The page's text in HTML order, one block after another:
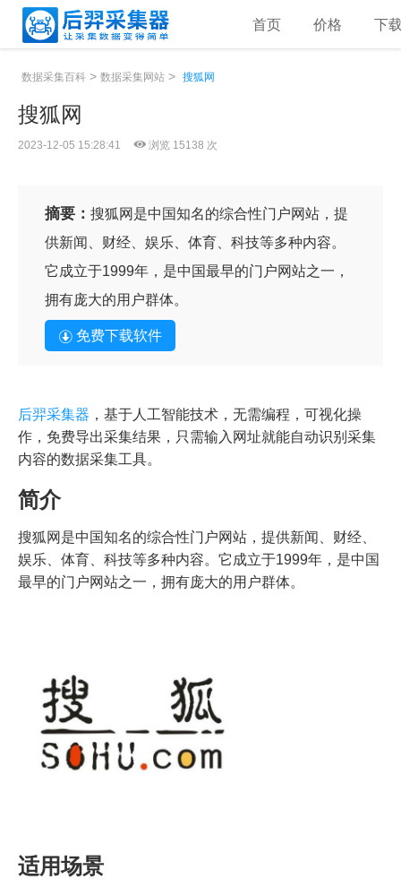
首页 价格 下
数据采集百科 > 数据采集网站 > 搜狐网
搜狐网
2023-12-05 15:28:41 浏览 15138 次
摘要： 搜狐网是中国知名的综合性门户网站，提
供新闻、财经、娱乐、体育、科技等多种内容。
它成立于1999年，是中国最早的门户网站之一，
拥有庞大的用户群体。
免费下载软件
后羿采集器 ，基于人工智能技术，无需编程，可视化操
作，免费导出采集结果，只需输入网址就能自动识别采集
内容的数据采集工具。
简介
搜狐网是中国知名的综合性门户网站，提供新闻、财经、
娱乐、体育、科技等多种内容。它成立于1999年，是中国
最早的门户网站之一，拥有庞大的用户群体。
适用场景